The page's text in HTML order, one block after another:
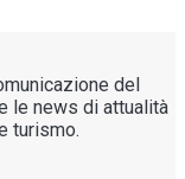
del
le news di attualità
turismo.